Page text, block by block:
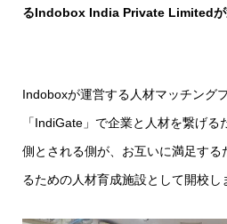
るIndobox India Private Limitedが
Indoboxが運営する人材マッチング
「IndiGate」で企業と人材を繋げ
側とされる側が、お互いに満足する
るための人材育成施設として開校し